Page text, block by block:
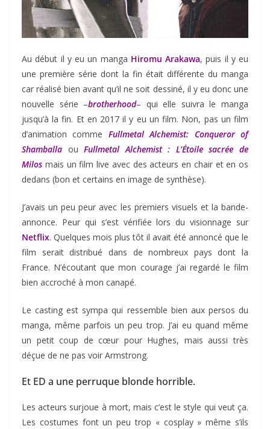
Au début il y eu un manga Hiromu Arakawa, puis il y eu
une première série dont la fin était différente du manga
car réalisé bien avant qu’il ne soit dessiné, il y eu donc une
nouvelle série –brotherhood– qui elle suivra le manga
jusqu’à la fin. Et en 2017 il y eu un film. Non, pas un film
d’animation comme Fullmetal Alchemist: Conqueror of
Shamballa ou Fullmetal Alchemist : L’Étoile sacrée de
Milos mais un film live avec des acteurs en chair et en os
dedans (bon et certains en image de synthèse).
J’avais un peu peur avec les premiers visuels et la bande-
annonce. Peur qui s’est vérifiée lors du visionnage sur
Netflix. Quelques mois plus tôt il avait été annoncé que le
film serait distribué dans de nombreux pays dont la
France. N’écoutant que mon courage j’ai regardé le film
bien accroché à mon canapé.
Le casting est sympa qui ressemble bien aux persos du
manga, même parfois un peu trop. J’ai eu quand même
un petit coup de cœur pour Hughes, mais aussi très
déçue de ne pas voir Armstrong.
Et ED a une perruque blonde horrible.
Les acteurs surjoue à mort, mais c’est le style qui veut ça.
Les costumes font un peu trop « cosplay » même s’ils